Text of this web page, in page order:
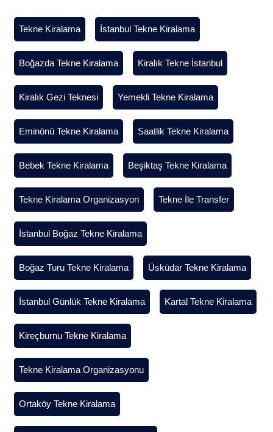
Tekne Kiralama İstanbul Tekne Kiralama
Boğazda Tekne Kiralama Kiralık Tekne İstanbul
Kiralık Gezi Teknesi Yemekli Tekne Kiralama
Eminönü Tekne Kiralama Saatlik Tekne Kiralama
Bebek Tekne Kiralama Beşiktaş Tekne Kiralama
Tekne Kiralama Organizasyon Tekne İle Transfer
İstanbul Boğaz Tekne Kiralama
Boğaz Turu Tekne Kiralama Üsküdar Tekne Kiralama
İstanbul Günlük Tekne Kiralama Kartal Tekne Kiralama
Kireçburnu Tekne Kiralama
Tekne Kiralama Organizasyonu
Ortaköy Tekne Kiralama